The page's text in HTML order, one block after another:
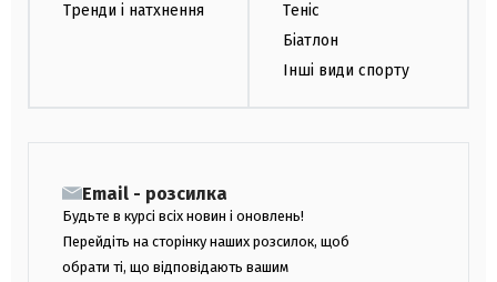
Тренди і натхнення
Теніс
Біатлон
Інші види спорту
Email - розсилка
Будьте в курсі всіх новин і оновлень!
Перейдіть на сторінку наших розсилок, щоб
обрати ті, що відповідають вашим